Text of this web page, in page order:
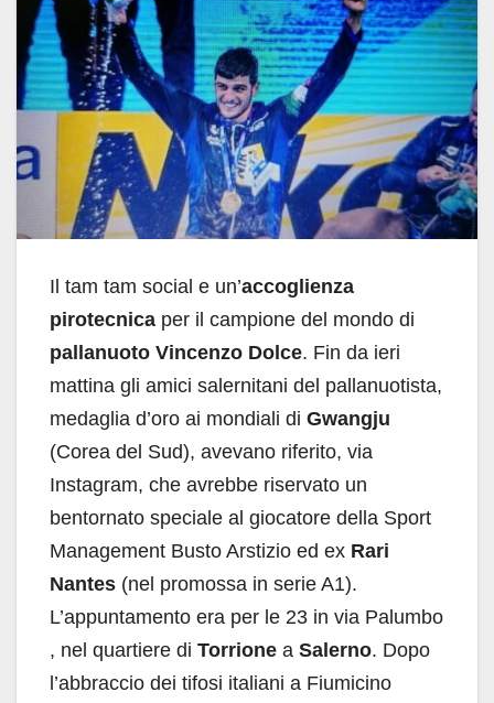
Il tam tam social e un’accoglienza
pirotecnica per il campione del mondo di
pallanuoto Vincenzo Dolce. Fin da ieri
mattina gli amici salernitani del pallanuotista,
medaglia d’oro ai mondiali di Gwangju
(Corea del Sud), avevano riferito, via
Instagram, che avrebbe riservato un
bentornato speciale al giocatore della Sport
Management Busto Arstizio ed ex Rari
Nantes (nel promossa in serie A1).
L’appuntamento era per le 23 in via Palumbo
, nel quartiere di Torrione a Salerno. Dopo
l’abbraccio dei tifosi italiani a Fiumicino